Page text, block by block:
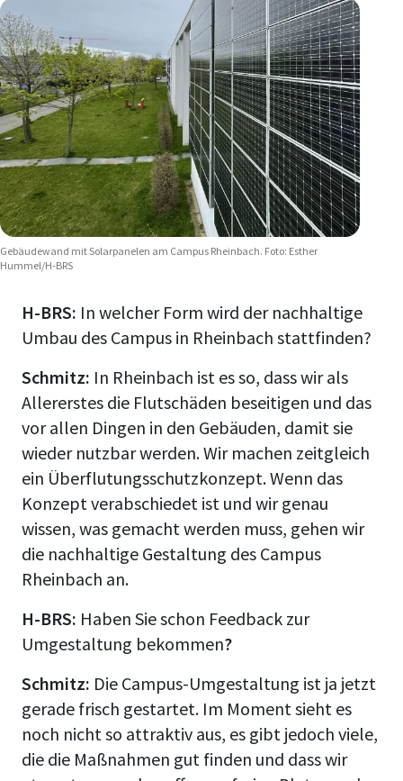
Gebäudewand mit Solarpanelen am Campus Rheinbach. Foto: Esther
Hummel/H-BRS
H-BRS: In welcher Form wird der nachhaltige
Umbau des Campus in Rheinbach stattfinden?
Schmitz: In Rheinbach ist es so, dass wir als
Allererstes die Flutschäden beseitigen und das
vor allen Dingen in den Gebäuden, damit sie
wieder nutzbar werden. Wir machen zeitgleich
ein Überflutungsschutzkonzept. Wenn das
Konzept verabschiedet ist und wir genau
wissen, was gemacht werden muss, gehen wir
die nachhaltige Gestaltung des Campus
Rheinbach an.
H-BRS: Haben Sie schon Feedback zur
Umgestaltung bekommen?
Schmitz: Die Campus-Umgestaltung ist ja jetzt
gerade frisch gestartet. Im Moment sieht es
noch nicht so attraktiv aus, es gibt jedoch viele,
die die Maßnahmen gut finden und dass wir